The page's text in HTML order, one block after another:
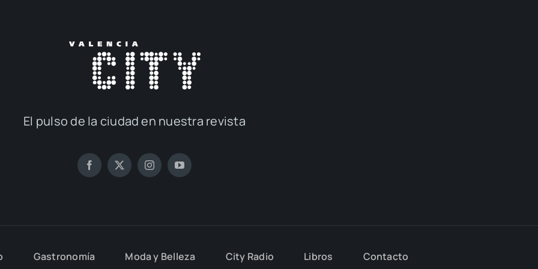
El pul­so de la ciu­dad en nues­tra revis­ta
Gas­tro­no­mía Moda y Belle­za City Radio Libros Con­tac­to